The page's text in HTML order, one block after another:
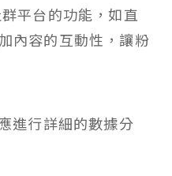
平台的功能，如直
內容的互動性，讓粉
進行詳細的數據分